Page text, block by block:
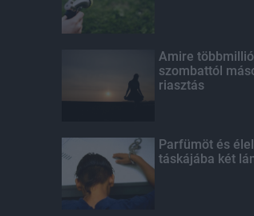
Amire
szombattól
riasztás
Parfümöt és
táskájába két